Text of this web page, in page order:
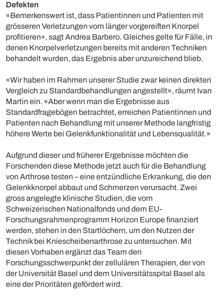
Defekten
«Bemerkenswert ist, dass Patientinnen und Patienten mit
grösseren Verletzungen vom länger vorgereiften Knorpel
profitieren», sagt Andrea Barbero. Gleiches gelte für Fälle, in
denen Knorpelverletzungen bereits mit anderen Techniken
behandelt wurden, das Ergebnis aber unzureichend blieb.
«Wir haben im Rahmen unserer Studie zwar keinen direkten
Vergleich zu Standardbehandlungen angestellt», räumt Ivan
Martin ein. «Aber wenn man die Ergebnisse aus
Standardfragebögen betrachtet, erreichen Patientinnen und
Patienten nach Behandlung mit unserer Methode langfristig
höhere Werte bei Gelenkfunktionalität und Lebensqualität.»
Aufgrund dieser und früherer Ergebnisse möchten die
Forschenden diese Methode jetzt auch für die Behandlung
von Arthrose testen – eine entzündliche Erkrankung, die den
Gelenkknorpel abbaut und Schmerzen verursacht. Zwei
gross angelegte klinische Studien, die vom
Schweizerischen Nationalfonds und dem EU-
Forschungsrahmenprogramm Horizon Europe finanziert
werden, stehen in den Startlöchern, um den Nutzen der
Technik bei Kniescheibenarthrose zu untersuchen. Mit
diesen Vorhaben ergänzt das Team den
Forschungsschwerpunkt der zellulären Therapien, der von
der Universität Basel und dem Universitätsspital Basel als
eine der Prioritäten gefördert wird.